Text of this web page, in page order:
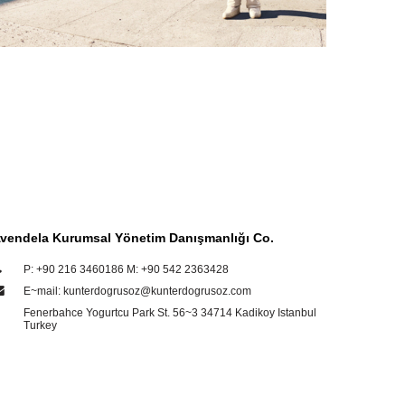
Kurumsal Yönetim Danışmanlığı Co.
P: +90 216 3460186 M: +90 542 2363428
E~mail: kunterdogrusoz@kunterdogrusoz.com
Fenerbahce Yogurtcu Park St. 56~3 34714 Kadikoy Istanbul
Turkey